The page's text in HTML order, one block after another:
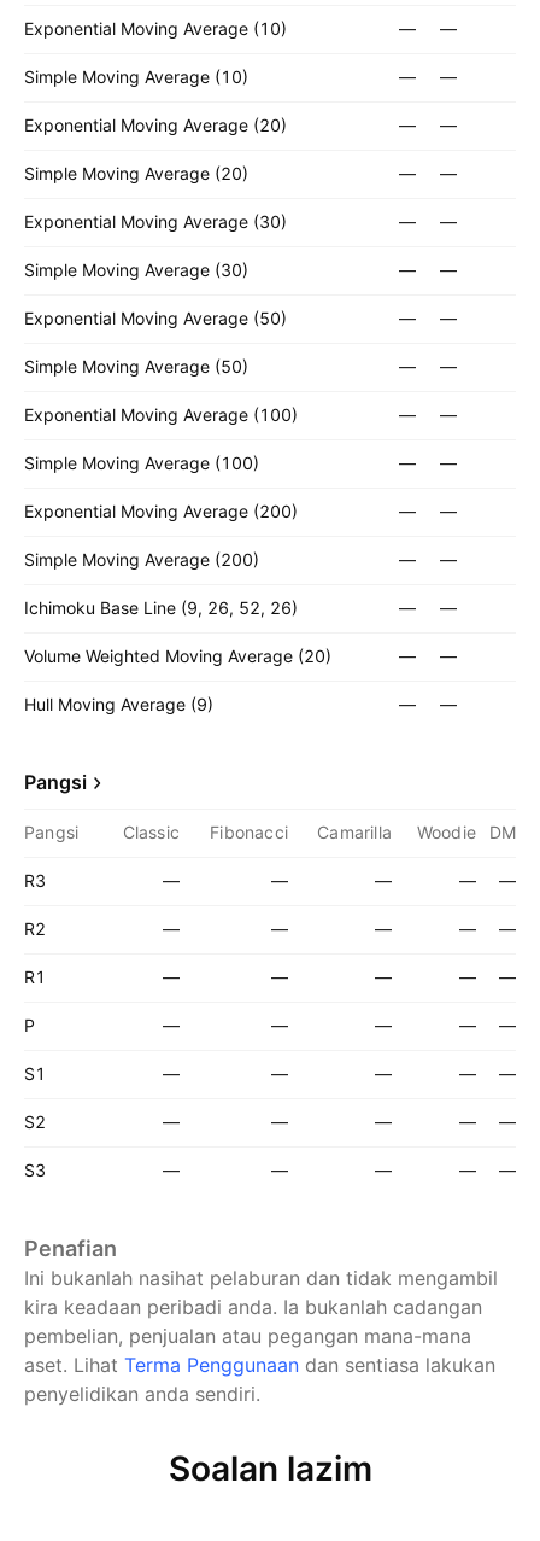
Exponential Moving Average (10) — —
Simple Moving Average (10) — —
Exponential Moving Average (20) — —
Simple Moving Average (20) — —
Exponential Moving Average (30) — —
Simple Moving Average (30) — —
Exponential Moving Average (50) — —
Simple Moving Average (50) — —
Exponential Moving Average (100) — —
Simple Moving Average (100) — —
Exponential Moving Average (200) — —
Simple Moving Average (200) — —
Ichimoku Base Line (9, 26, 52, 26) — —
Volume Weighted Moving Average (20) — —
Hull Moving Average (9) — —
Pangsi
Pangsi Classic Fibonacci Camarilla Woodie DM
R3 — — — — —
R2 — — — — —
R1 — — — — —
P — — — — —
S1 — — — — —
S2 — — — — —
S3 — — — — —
Penafian
Ini bukanlah nasihat pelaburan dan tidak mengambil
kira keadaan peribadi anda. Ia bukanlah cadangan
pembelian, penjualan atau pegangan mana-mana
aset. Lihat Terma Penggunaan dan sentiasa lakukan
penyelidikan anda sendiri.
Soalan lazim